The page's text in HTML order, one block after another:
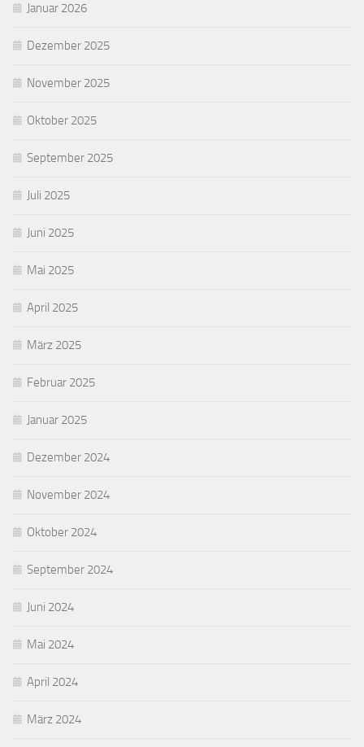
Januar 2026
Dezember 2025
November 2025
Oktober 2025
September 2025
Juli 2025
Juni 2025
Mai 2025
April 2025
März 2025
Februar 2025
Januar 2025
Dezember 2024
November 2024
Oktober 2024
September 2024
Juni 2024
Mai 2024
April 2024
März 2024